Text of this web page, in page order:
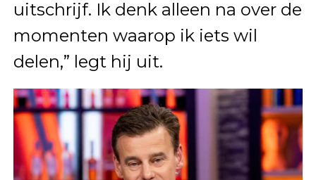
uitschrijf. Ik denk alleen na over de
momenten waarop ik iets wil
delen,” legt hij uit.